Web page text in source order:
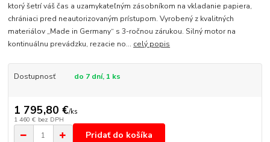
ktorý šetrí váš čas a uzamykateľným zásobníkom na vkladanie papiera,
chrániaci pred neautorizovaným prístupom. Vyrobený z kvalitných
materiálov „Made in Germany“ s 3-ročnou zárukou. Silný motor na
kontinuálnu prevádzku, rezacie no... celý popis
Dostupnosť do 7 dní, 1 ks
1 795,80 €/ks
1 460 € bez DPH
Pridať do košíka